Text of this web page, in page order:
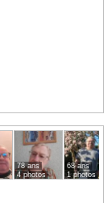
78 ans
4 photos
68 ans
1 photos